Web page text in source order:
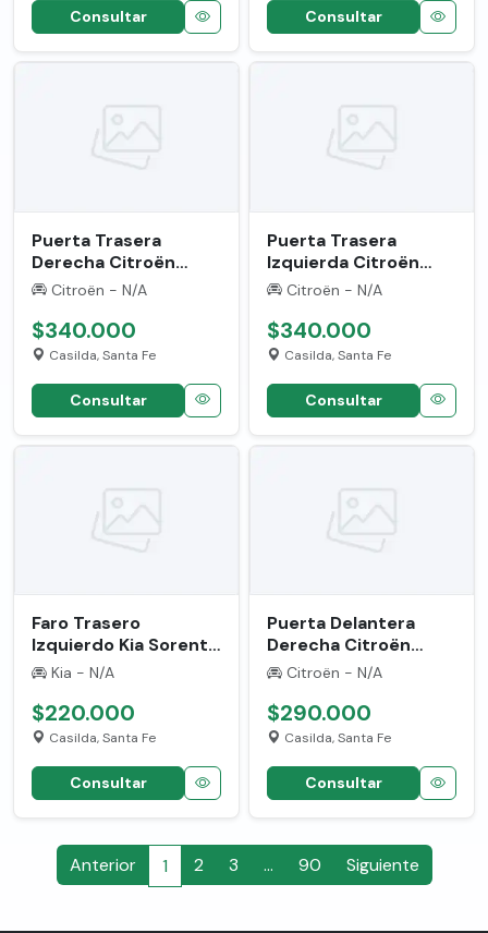
Consultar Consultar
Puerta Trasera
Derecha Citroën
Berlingo '2014' Usada
Derecha Blanco
Citroën - N/A
$340.000
Casilda, Santa Fe
Consultar
Puerta Trasera
Izquierda Citroën
Berlingo '14' Usada
Izquierdo Blanco
Citroën - N/A
$340.000
Casilda, Santa Fe
Consultar
Faro Trasero
Izquierdo Kia Sorento
'2013' Usado
Rojo
Kia - N/A
$220.000
Casilda, Santa Fe
Consultar
Puerta Delantera
Derecha Citroën
Berlingo '14' Usada
Derecha Blanco
Citroën - N/A
$290.000
Casilda, Santa Fe
Consultar
Anterior 1 2 3 … 90 Siguiente